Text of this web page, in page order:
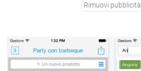
Rimuovi pubblicità